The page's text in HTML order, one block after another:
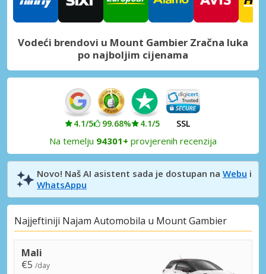
Vodeći brendovi u Mount Gambier Zračna luka
po najboljim cijenama
4.1/5 99.68% 4.1/5 SSL
Na temelju 94301+ provjerenih recenzija
Novo! Naš AI asistent sada je dostupan na Webu i
WhatsAppu
Najjeftiniji Najam Automobila u Mount Gambier
Mali
€5 /day